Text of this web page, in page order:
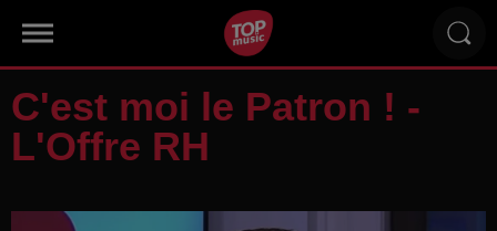
C'est moi le Patron ! -
L'Offre RH